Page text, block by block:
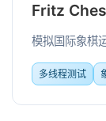
Fritz
模拟国际象棋
多线程测试